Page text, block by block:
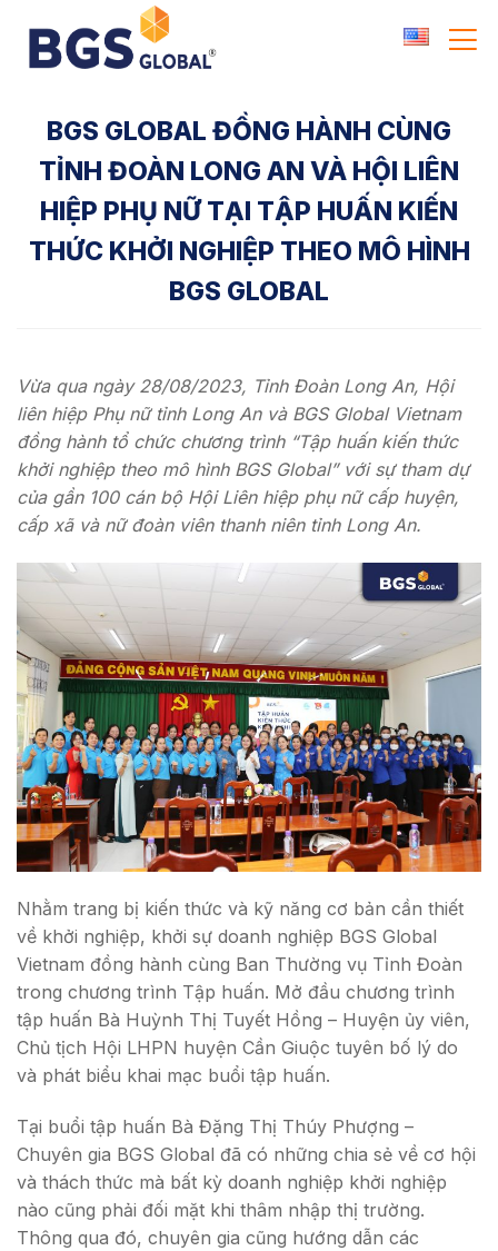
content
BGS GLOBAL ĐỒNG HÀNH CÙNG
TỈNH ĐOÀN LONG AN VÀ HỘI LIÊN
HIỆP PHỤ NỮ TẠI TẬP HUẤN KIẾN
THỨC KHỞI NGHIỆP THEO MÔ HÌNH
BGS GLOBAL
Vừa qua ngày 28/08/2023, Tỉnh Đoàn Long An, Hội
liên hiệp Phụ nữ tỉnh Long An và BGS Global Vietnam
đồng hành tổ chức chương trình “Tập huấn kiến thức
khởi nghiệp theo mô hình BGS Global” với sự tham dự
của gần 100 cán bộ Hội Liên hiệp phụ nữ cấp huyện,
cấp xã và nữ đoàn viên thanh niên tỉnh Long An.
Nhằm trang bị kiến thức và kỹ năng cơ bản cần thiết
về khởi nghiệp, khởi sự doanh nghiệp BGS Global
Vietnam đồng hành cùng Ban Thường vụ Tỉnh Đoàn
trong chương trình Tập huấn. Mở đầu chương trình
tập huấn Bà Huỳnh Thị Tuyết Hồng – Huyện ủy viên,
Chủ tịch Hội LHPN huyện Cần Giuộc tuyên bố lý do
và phát biểu khai mạc buổi tập huấn.
Tại buổi tập huấn Bà Đặng Thị Thúy Phượng –
Chuyên gia BGS Global đã có những chia sẻ về cơ hội
và thách thức mà bất kỳ doanh nghiệp khởi nghiệp
nào cũng phải đối mặt khi thâm nhập thị trường.
Thông qua đó, chuyên gia cũng hướng dẫn các